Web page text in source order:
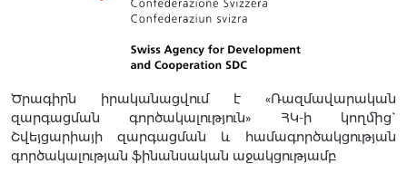
Ծրագիրն իրականացվում է «Ռազմավարական
զարգացման գործակալություն» ՀԿ-ի կողմից`
Շվեյցարիայի զարգացման և համագործակցության
գործակալության ֆինանսական աջակցությամբ